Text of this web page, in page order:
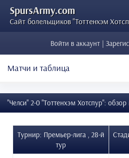
SpursArmy.com
Сайт болельщиков "Тоттенхэм
Войти в аккаунт |
Матчи и таблица
"Челси" 2-0 "Тоттенхэм Хотспур": обзор
Турнир: Премьер-лига , 28-й
тур